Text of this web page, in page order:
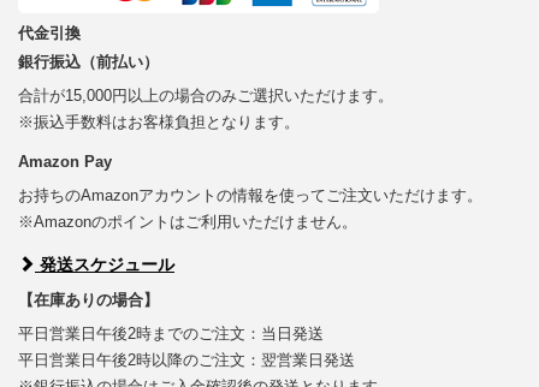
代金引換
銀行振込（前払い）
合計が15,000円以上の場合のみご選択いただけます。
※振込手数料はお客様負担となります。
Amazon Pay
お持ちのAmazonアカウントの情報を使ってご注文いただけます。
※Amazonのポイントはご利用いただけません。
発送スケジュール
【在庫ありの場合】
平日営業日午後2時までのご注文：当日発送
平日営業日午後2時以降のご注文：翌営業日発送